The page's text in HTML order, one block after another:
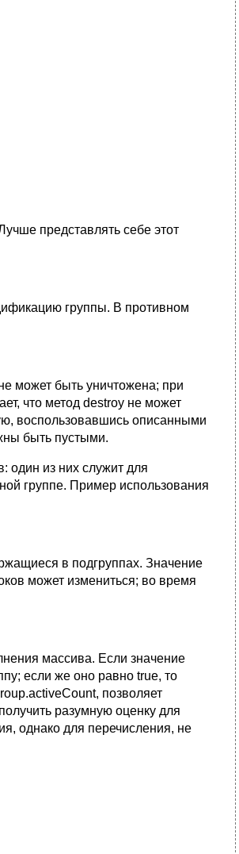
представлять себе этот
группы. В противном
может быть уничтожена; при
что метод destroy не может
воспользовавшись описанными
быть пустыми.
один из них служит для
группе. Пример использования
в подгруппах. Значение
может измениться; во время
массива. Если значение
если же оно равно true, то
позволяет
разумную оценку для
однако для перечисления, не